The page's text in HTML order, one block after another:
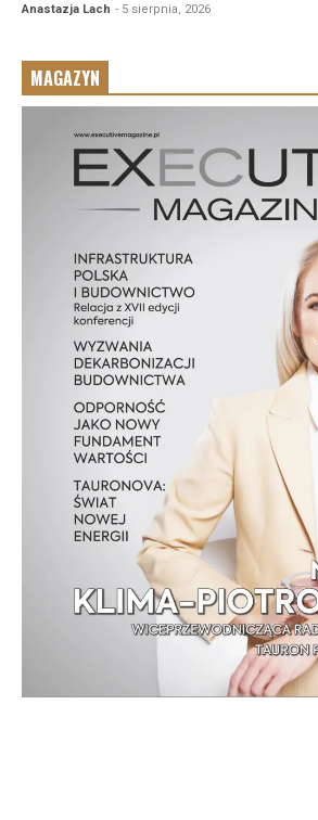
Anastazja Lach - 5 sierpnia, 2026
MAGAZYN